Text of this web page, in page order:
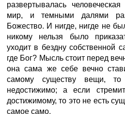
развертывалась
мир, и темными далями
Божество. И нигде, нигде не
никому нельзя было
уходит в бездну собственной
где Бог? Мысль стоит перед
она сама же себе вечно
самому существу вещи,
недостижимо; а если
достижимому, то это не есть
сaмое самo.